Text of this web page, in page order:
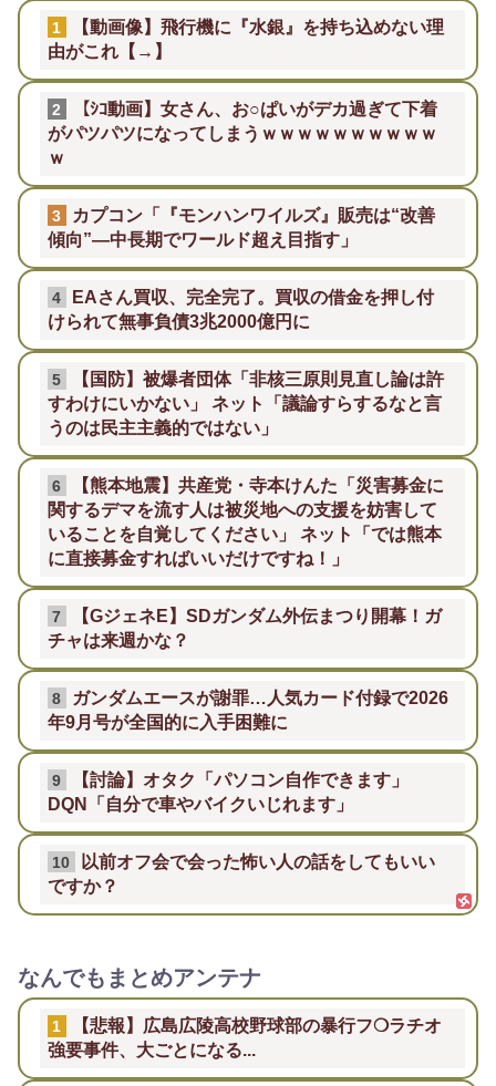
1
【動画像】飛行機に『水銀』を持ち込めない理
由がこれ【→】
2
【ｼｺ動画】女さん、お○ぱいがデカ過ぎて下着
がパツパツになってしまうｗｗｗｗｗｗｗｗｗｗ
ｗ
3
カプコン「『モンハンワイルズ』販売は“改善
傾向”―中長期でワールド超え目指す」
4
EAさん買収、完全完了。買収の借金を押し付
けられて無事負債3兆2000億円に
5
【国防】被爆者団体「非核三原則見直し論は許
すわけにいかない」 ネット「議論すらするなと言
うのは民主主義的ではない」
6
【熊本地震】共産党・寺本けんた「災害募金に
関するデマを流す人は被災地への支援を妨害して
いることを自覚してください」 ネット「では熊本
に直接募金すればいいだけですね！」
7
【GジェネE】SDガンダム外伝まつり開幕！ガ
チャは来週かな？
8
ガンダムエースが謝罪…人気カード付録で2026
年9月号が全国的に入手困難に
9
【討論】オタク「パソコン自作できます」
DQN「自分で車やバイクいじれます」
10
以前オフ会で会った怖い人の話をしてもいい
ですか？
なんでもまとめアンテナ
1
【悲報】広島広陵高校野球部の暴行フ❍ラチオ
強要事件、大ごとになる...